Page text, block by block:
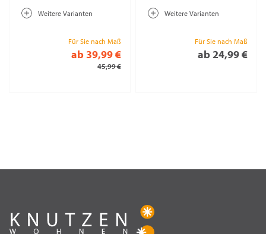
Weitere Varianten
Für Sie nach Maß
ab 39,99 €
45,99 €
Weitere Varianten
Für Sie nach Maß
ab 24,99 €